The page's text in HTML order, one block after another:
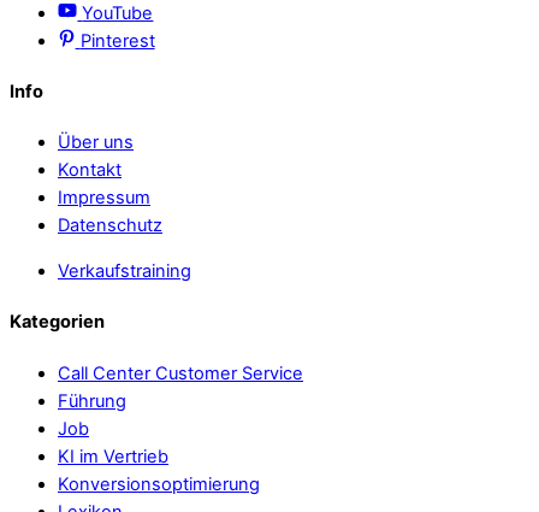
YouTube
Pinterest
Info
Über uns
Kontakt
Impressum
Datenschutz
Verkaufstraining
Kategorien
Call Center Customer Service
Führung
Job
KI im Vertrieb
Konversionsoptimierung